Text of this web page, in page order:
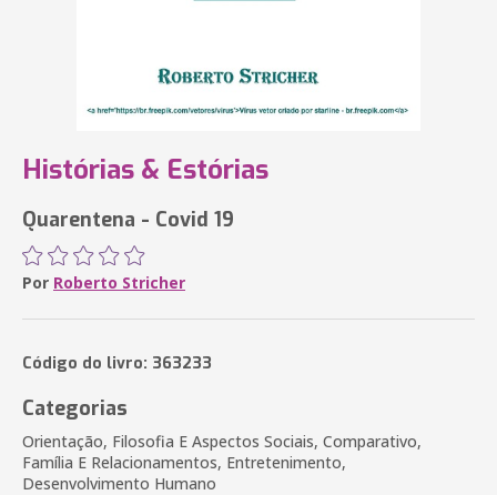
Histórias & Estórias
Quarentena - Covid 19
Por Roberto Stricher
Código do livro: 363233
Categorias
Orientação, Filosofia E Aspectos Sociais, Comparativo,
Família E Relacionamentos, Entretenimento,
Desenvolvimento Humano